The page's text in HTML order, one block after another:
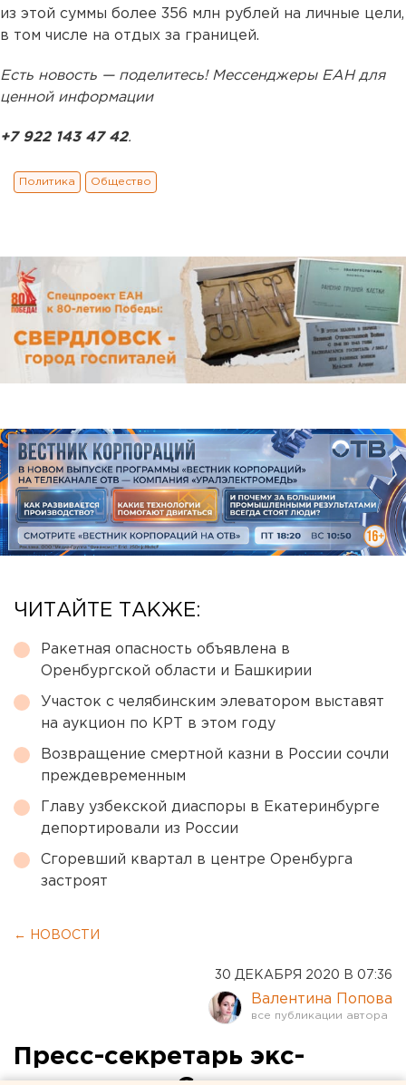
из этой суммы более 356 млн рублей на личные цели,
в том числе на отдых за границей.
Есть новость — поделитесь! Мессенджеры ЕАН для
ценной информации
+7 922 143 47 42.
Политика Общество
ЧИТАЙТЕ ТАКЖЕ:
Ракетная опасность объявлена в
Оренбургской области и Башкирии
Участок с челябинским элеватором выставят
на аукцион по КРТ в этом году
Возвращение смертной казни в России сочли
преждевременным
Главу узбекской диаспоры в Екатеринбурге
депортировали из России
Сгоревший квартал в центре Оренбурга
застроят
← НОВОСТИ
30 ДЕКАБРЯ 2020 В 07:36
Валентина Попова
Пресс-секретарь экс-